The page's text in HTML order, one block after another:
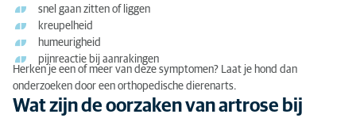
snel gaan zitten of liggen
kreupelheid
humeurigheid
pijnreactie bij aanrakingen
Herken je een of meer van deze symptomen? Laat je hond dan
onderzoeken door een orthopedische dierenarts.
Wat zijn de oorzaken van artrose bij